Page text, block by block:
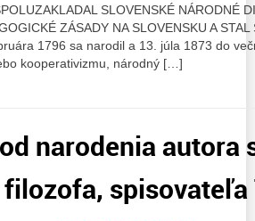
SLOVENSKÉ NÁRODNÉ
ZÁSADY NA SLOVENSKU A
1796 sa narodil a 13. júla 1873 do
kooperativizmu, národný […]
narodenia autora
spisovateľa